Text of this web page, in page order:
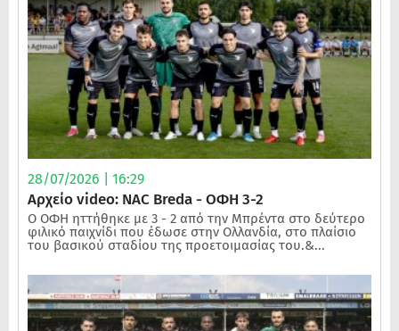
28/07/2026 | 16:29
Αρχείο video: NAC Breda - ΟΦΗ 3-2
Ο ΟΦΗ ηττήθηκε με 3 - 2 από την Μπρέντα στο δεύτερο
φιλικό παιχνίδι που έδωσε στην Ολλανδία, στο πλαίσιο
του βασικού σταδίου της προετοιμασίας του.&...